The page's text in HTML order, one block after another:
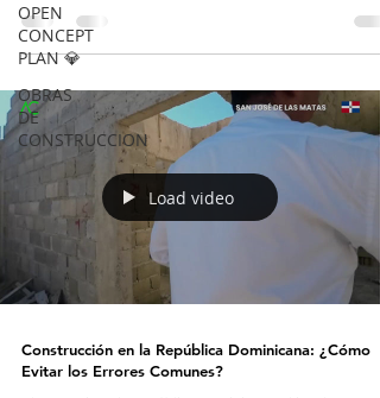
OPEN
CONCEPT
PLAN 💎
OBRAS
DE
CONSTRUCCION
Load video
Construcción en la República Dominicana: ¿Cómo
Evitar los Errores Comunes?